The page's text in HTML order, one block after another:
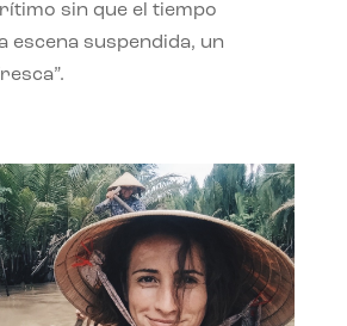
sin que el tiempo
escena suspendida, un